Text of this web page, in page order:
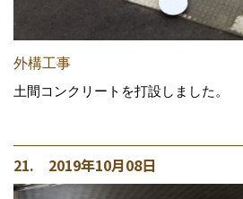
外構工事
土間コンクリートを打設しました。
21. 2019年10月08日